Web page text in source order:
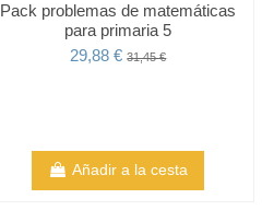
Pack problemas de matemáticas
para primaria 5
29,88 €31,45 €
Añadir a la cesta